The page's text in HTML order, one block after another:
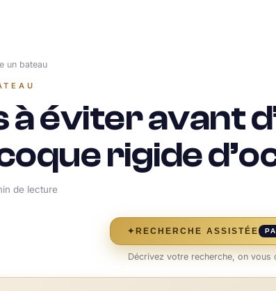
un bateau
éviter avant
rigide
de lecture
✦ RECHERCHE ASSISTÉE
Décrivez votre recherche, on vous